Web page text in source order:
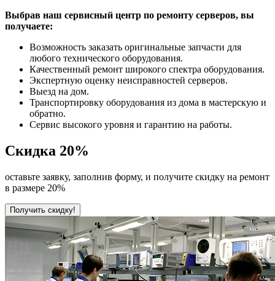
Выбрав наш сервисный центр по ремонту серверов, вы
получаете:
Возможность заказать оригинальные запчасти для
любого технического оборудования.
Качественный ремонт широкого спектра оборудования.
Экспертную оценку неисправностей серверов.
Выезд на дом.
Транспортировку оборудования из дома в мастерскую и
обратно.
Сервис высокого уровня и гарантию на работы.
Скидка 20%
оставьте заявку, заполнив форму, и получите скидку на ремонт
в размере 20%
Получить скидку!